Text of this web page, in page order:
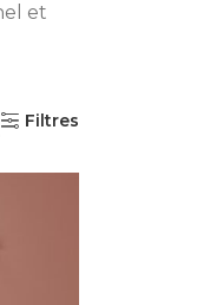
et
Filtres